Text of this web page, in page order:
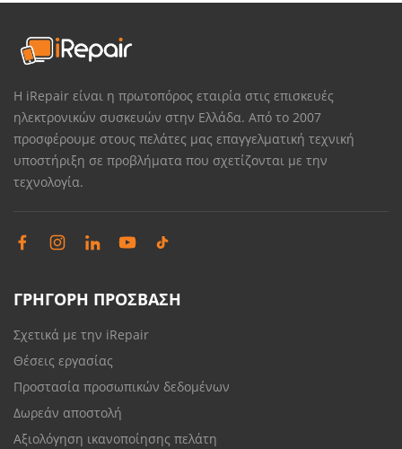
Η iRepair είναι η πρωτοπόρος εταιρία στις επισκευές
ηλεκτρονικών συσκευών στην Ελλάδα. Από το 2007
προσφέρουμε στους πελάτες μας επαγγελματική τεχνική
υποστήριξη σε προβλήματα που σχετίζονται με την
τεχνολογία.
ΓΡΗΓΟΡΗ ΠΡΟΣΒΑΣΗ
Σχετικά με την iRepair
Θέσεις εργασίας
Προστασία προσωπικών δεδομένων
Δωρεάν αποστολή
Αξιολόγηση ικανοποίησης πελάτη